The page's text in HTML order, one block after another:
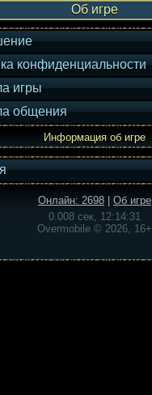
Об игре
конфиденциальности
игры
общения
Информация об игре
Онлайн: 2698
Об игре
0.008 сек, 12:14:31
Overmobile © 2026, 16+